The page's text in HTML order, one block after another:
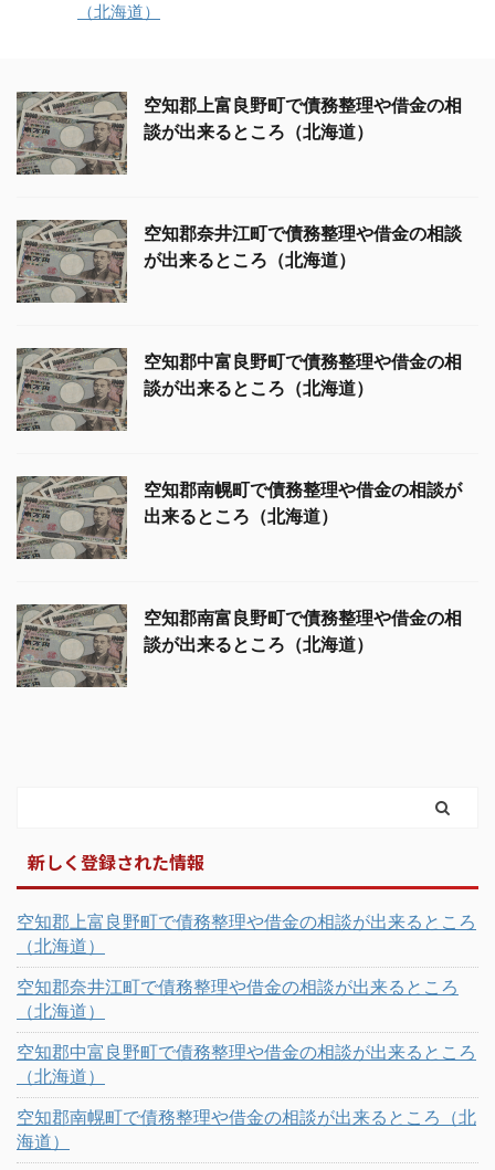
（北海道）
空知郡上富良野町で債務整理や借金の相
談が出来るところ（北海道）
空知郡奈井江町で債務整理や借金の相談
が出来るところ（北海道）
空知郡中富良野町で債務整理や借金の相
談が出来るところ（北海道）
空知郡南幌町で債務整理や借金の相談が
出来るところ（北海道）
空知郡南富良野町で債務整理や借金の相
談が出来るところ（北海道）
新しく登録された情報
空知郡上富良野町で債務整理や借金の相談が出来るところ
（北海道）
空知郡奈井江町で債務整理や借金の相談が出来るところ
（北海道）
空知郡中富良野町で債務整理や借金の相談が出来るところ
（北海道）
空知郡南幌町で債務整理や借金の相談が出来るところ（北
海道）